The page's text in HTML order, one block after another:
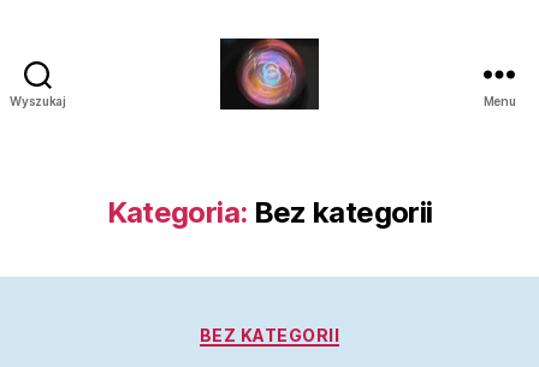
Wyszukaj Menu
Kategoria: Bez kategorii
Kategorie
BEZ KATEGORII